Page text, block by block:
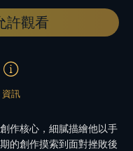
許觀看
資訊
作核心，細膩描繪他以手
的創作摸索到面對挫敗後